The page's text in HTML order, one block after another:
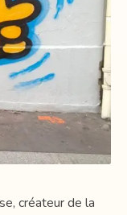
créateur de la